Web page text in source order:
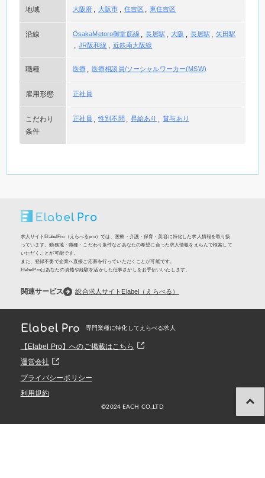
地域 大阪府 大阪市 住吉区 東住吉区
沿線 OsakaMetoro御堂筋線 長居駅 大阪 長居駅
矢田駅
JR阪和線
近鉄南大阪線
職種 医療 医療相談員/ソーシャルワーカー(MSW)
雇用形態 正社員
こだわり
条件
正社員 性別不問 昇給あり 賞与あり
求人サイトElabelPro（えらべるpro）では、医療・介護・保育・美容に特化した求人情報を取り扱
っています。勤務地・職種・こだわり条件などあなたの希望に合った求人情報をえらんで検索して
いただくことが可能です。
また、登録不要で企業へ直接ご応募を行っていただくことが可能です。
ElabelProはあなたの資格や経験を活かした仕事さがしをお手伝いいたします。
関連サービス 総合求人サイトElabel（えらべる）
専門業種に特化してえらべる求人
【Elabel Pro】へのご掲載はこちら
運営会社
プライバシーポリシー
利用規約
©️2024 EACH CO.,LTD